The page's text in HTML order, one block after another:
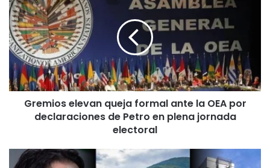
Gremios elevan queja formal ante la OEA por
declaraciones de Petro en plena jornada
electoral